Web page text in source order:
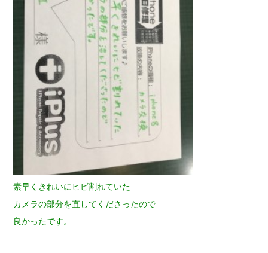
素早くきれいにヒビ割れていた
カメラの部分を直してくださったので
良かったです。